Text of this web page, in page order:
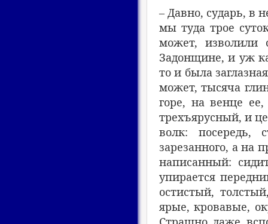
– Давно, сударь, в
мы туда трое
может, изволили
Задонщине, и уж
то и была
может, тысяча
горе, на венце
трехъярусный, и
волк: посередь,
зарезанного, а на
написанный:
упирается
остистый,
ярые, кровавые,